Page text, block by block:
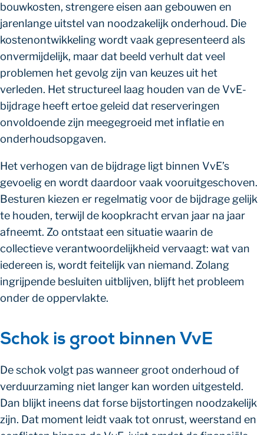
bouwkosten, strengere eisen aan gebouwen en
jarenlange uitstel van noodzakelijk onderhoud. Die
kostenontwikkeling wordt vaak gepresenteerd als
onvermijdelijk, maar dat beeld verhult dat veel
problemen het gevolg zijn van keuzes uit het
verleden. Het structureel laag houden van de VvE-
bijdrage heeft ertoe geleid dat reserveringen
onvoldoende zijn meegegroeid met inflatie en
onderhoudsopgaven.
Het verhogen van de bijdrage ligt binnen VvE’s
gevoelig en wordt daardoor vaak vooruitgeschoven.
Besturen kiezen er regelmatig voor de bijdrage gelijk
te houden, terwijl de koopkracht ervan jaar na jaar
afneemt. Zo ontstaat een situatie waarin de
collectieve verantwoordelijkheid vervaagt: wat van
iedereen is, wordt feitelijk van niemand. Zolang
ingrijpende besluiten uitblijven, blijft het probleem
onder de oppervlakte.
Schok is groot binnen VvE
De schok volgt pas wanneer groot onderhoud of
verduurzaming niet langer kan worden uitgesteld.
Dan blijkt ineens dat forse bijstortingen noodzakelijk
zijn. Dat moment leidt vaak tot onrust, weerstand en